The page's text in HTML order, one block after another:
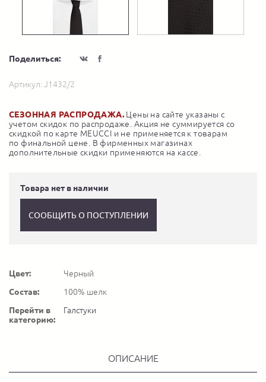
Поделиться:
Артикул:J1432/2
СЕЗОННАЯ РАСПРОДАЖА. Цены на сайте указаны с
учетом скидок по распродаже. Акция не суммируется со
скидкой по карте MEUCCI и не применяется к товарам
по финальной цене. В фирменных магазинах
дополнительные скидки применяются на кассе.
Товара нет в наличии
СООБЩИТЬ О ПОСТУПЛЕНИИ
Цвет:
Черный
Состав:
100% шелк
Перейти в
категорию:
Галстуки
ОПИСАНИЕ